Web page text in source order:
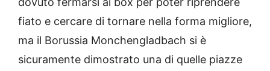
fiato e cercare di tornare nella forma migliore,
ma il Borussia Monchengladbach si è
sicuramente dimostrato una di quelle piazze